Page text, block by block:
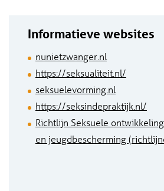
Informatieve websites
nunietzwanger.nl
https://seksualiteit.nl/
seksuelevorming.nl
https://seksindepraktijk.nl/
Richtlijn Seksuele
en jeugdbescherming